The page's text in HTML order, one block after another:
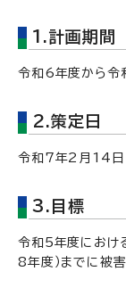
1.計画期間
令和6年度から令
2.策定日
令和7年2月14日
3.目標
令和5年度におけ
8年度）までに被